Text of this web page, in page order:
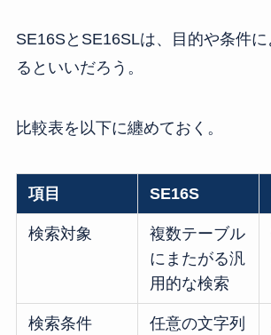
SE16SとSE16SLは、目的や条件
るといいだろう。
比較表を以下に纏めておく。
項目 SE16S
検索対象
複数テーブル
にまたがる汎
用的な検索
検索条件 任意の文字列